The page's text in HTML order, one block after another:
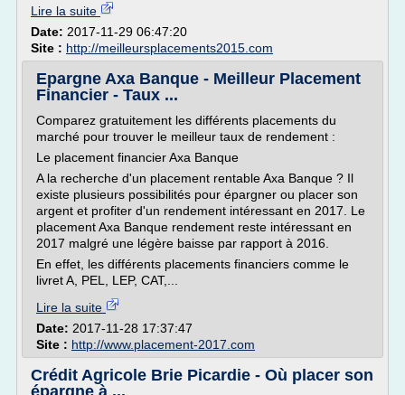
Lire la suite
Date: 2017-11-29 06:47:20
Site : http://meilleursplacements2015.com
Epargne Axa Banque - Meilleur Placement
Financier - Taux ...
Comparez gratuitement les différents placements du
marché pour trouver le meilleur taux de rendement :
Le placement financier Axa Banque
A la recherche d'un placement rentable Axa Banque ? Il
existe plusieurs possibilités pour épargner ou placer son
argent et profiter d'un rendement intéressant en 2017. Le
placement Axa Banque rendement reste intéressant en
2017 malgré une légère baisse par rapport à 2016.
En effet, les différents placements financiers comme le
livret A, PEL, LEP, CAT,...
Lire la suite
Date: 2017-11-28 17:37:47
Site : http://www.placement-2017.com
Crédit Agricole Brie Picardie - Où placer son
épargne à ...